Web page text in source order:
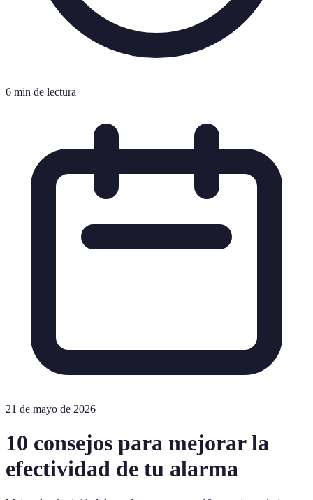
6 min de lectura
21 de mayo de 2026
10 consejos para mejorar la
efectividad de tu alarma